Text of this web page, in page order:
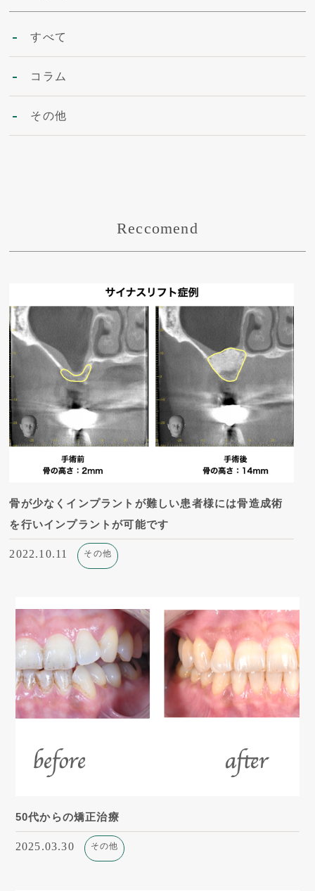
すべて
コラム
その他
Reccomend
骨が少なくインプラントが難しい患者様には骨造成術
を行いインプラントが可能です
2022.10.11 その他
50代からの矯正治療
2025.03.30 その他